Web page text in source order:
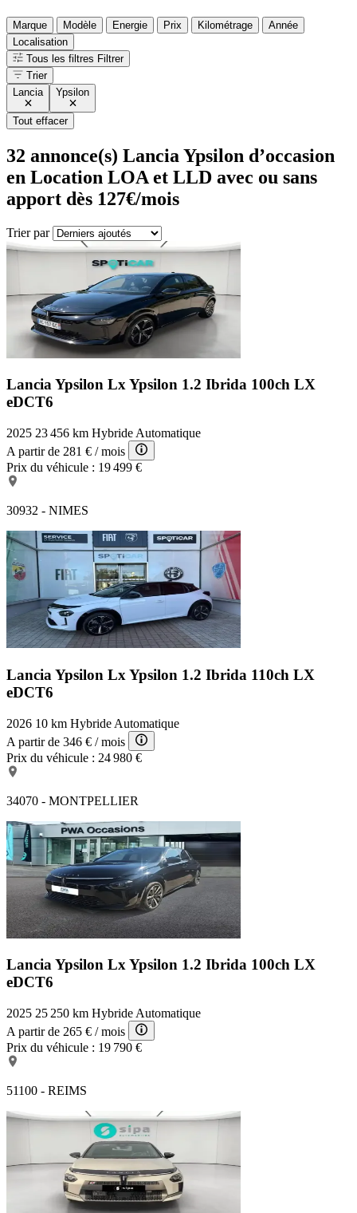
Marque Modèle Energie Prix Kilométrage
Année
Localisation
Tous les filtres Filtrer
Trier
Lancia
Ypsilon
Tout effacer
32 annonce(s) Lancia Ypsilon d’occasion
en Location LOA et LLD avec ou sans
apport dès 127€/mois
Trier par
Lancia Ypsilon LxYpsilon 1.2 Ibrida 100ch LX
eDCT6
2025 23 456 km Hybride Automatique
A partir de 281 € / mois
Prix du véhicule : 19 499 €
30932 - NIMES
Lancia Ypsilon Lx Ypsilon 1.2 Ibrida 110ch LX
eDCT6
2026 10 km Hybride Automatique
A partir de 346 € / mois
Prix du véhicule : 24 980 €
34070 - MONTPELLIER
Lancia Ypsilon LxYpsilon 1.2 Ibrida 100ch LX
eDCT6
2025 25 250 km Hybride Automatique
A partir de 265 € / mois
Prix du véhicule : 19 790 €
51100 - REIMS